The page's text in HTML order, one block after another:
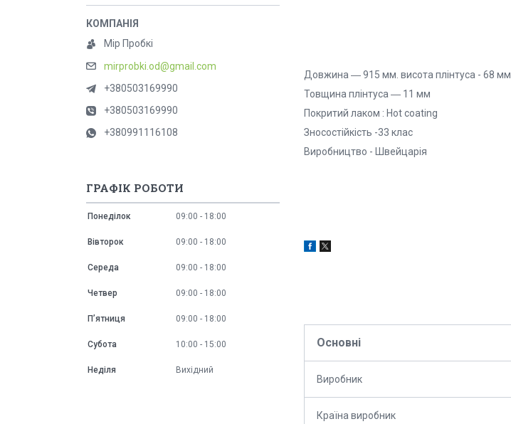
Довжина ― 915 мм. висота плінтуса - 68 мм
Товщина плінтуса ― 11 мм
Покритий лаком : Hot coating
Зносостійкість -33 клас
Виробництво - Швейцарія
Основні
Виробник
Країна виробник
Мір Пробкі
mirprobki.od@gmail.com
+380503169990
+380503169990
+380991116108
ГРАФІК РОБОТИ
Понеділок 09:00 18:00
Вівторок 09:00 18:00
Середа 09:00 18:00
Четвер 09:00 18:00
Пʼятниця 09:00 18:00
Субота 10:00 15:00
Неділя Вихідний